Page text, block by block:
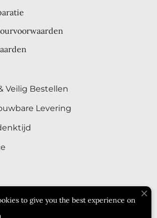
Veilig Bestellen
Levering
to give you the best experience on